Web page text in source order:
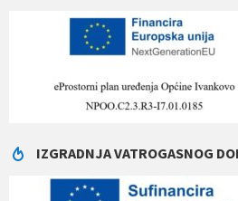
IZGRADNJA VATROGASNOG